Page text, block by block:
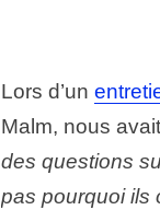
Lors d’un
Malm, nous
des questions
pas pourquoi ils